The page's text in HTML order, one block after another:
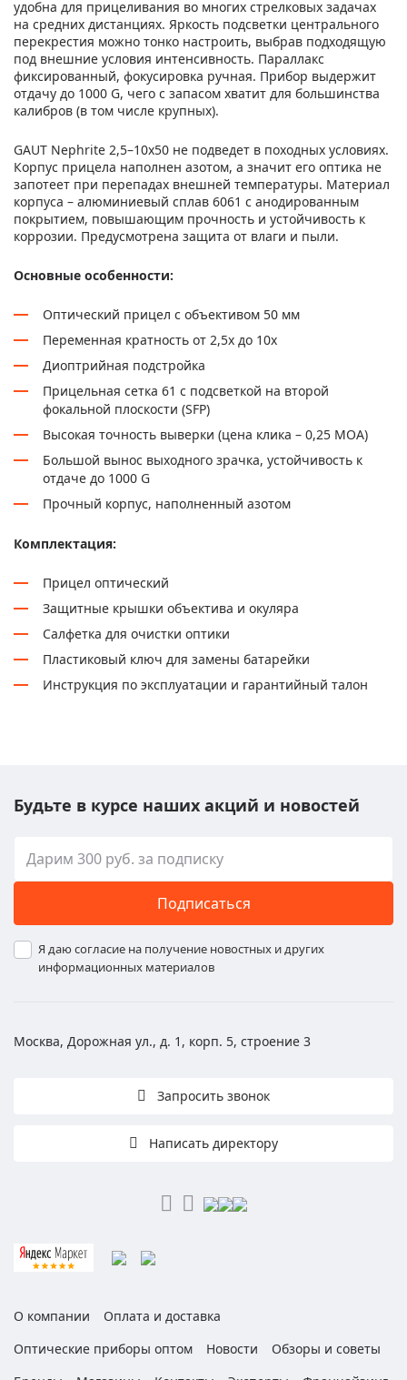
удобна для прицеливания во многих стрелковых задачах
на средних дистанциях. Яркость подсветки центрального
перекрестия можно тонко настроить, выбрав подходящую
под внешние условия интенсивность. Параллакс
фиксированный, фокусировка ручная. Прибор выдержит
отдачу до 1000 G, чего с запасом хватит для большинства
калибров (в том числе крупных).
GAUT Nephrite 2,5–10x50 не подведет в походных условиях.
Корпус прицела наполнен азотом, а значит его оптика не
запотеет при перепадах внешней температуры. Материал
корпуса – алюминиевый сплав 6061 с анодированным
покрытием, повышающим прочность и устойчивость к
коррозии. Предусмотрена защита от влаги и пыли.
Основные особенности:
Оптический прицел с объективом 50 мм
Переменная кратность от 2,5х до 10х
Диоптрийная подстройка
Прицельная сетка 61 с подсветкой на второй
фокальной плоскости (SFP)
Высокая точность выверки (цена клика – 0,25 MOA)
Большой вынос выходного зрачка, устойчивость к
отдаче до 1000 G
Прочный корпус, наполненный азотом
Комплектация:
Прицел оптический
Защитные крышки объектива и окуляра
Салфетка для очистки оптики
Пластиковый ключ для замены батарейки
Инструкция по эксплуатации и гарантийный талон
Будьте в курсе наших акций и новостей
Подписаться
Я даю согласие на получение новостных и других
информационных материалов
Москва, Дорожная ул., д. 1, корп. 5, строение 3
Запросить звонок
Написать директору
О компании
Оплата и доставка
Оптические приборы оптом
Новости
Обзоры и советы